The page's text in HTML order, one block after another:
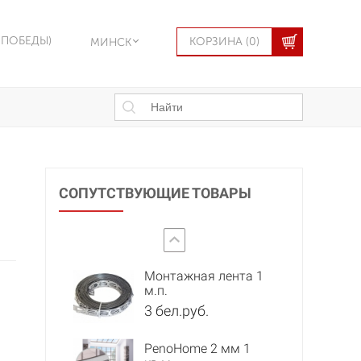
МИНСК КОРЗИНА (0)
СОПУТСТВУЮЩИЕ ТОВАРЫ
Raychem SENZ
Raychem NRG-DM
Монтажная лента 1
м.п.
3 бел.руб.
PenoHome 2 мм 1